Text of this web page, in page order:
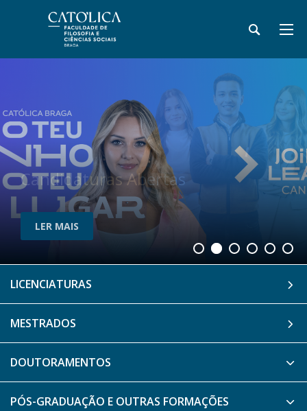
Candidaturas Abertas
LER MAIS
LER MAIS
LICENCIATURAS
MESTRADOS
DOUTORAMENTOS
PÓS-GRADUAÇÃO E OUTRAS FORMAÇÕES